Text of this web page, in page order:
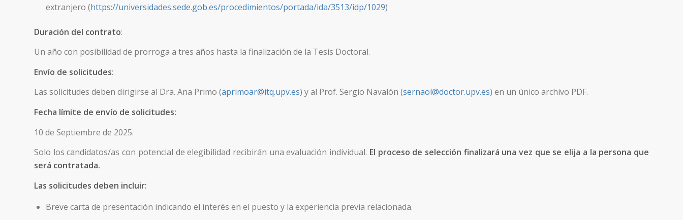
extranjero (https://universidades.sede.gob.es/procedimientos/portada/ida/3513/idp/1029)
Duración del contrato:
Un año con posibilidad de prorroga a tres años hasta la finalización de la Tesis Doctoral.
Envío de solicitudes:
Las solicitudes deben dirigirse al Dra. Ana Primo (aprimoar@itq.upv.es) y al Prof. Sergio Navalón (sernaol@doctor.upv.es) en un único archivo PDF.
Fecha límite de envío de solicitudes:
10 de Septiembre de 2025.
Solo los candidatos/as con potencial de elegibilidad recibirán una evaluación individual. El proceso de selección finalizará una vez que se elija a la persona que
será contratada.
Las solicitudes deben incluir:
Breve carta de presentación indicando el interés en el puesto y la experiencia previa relacionada.